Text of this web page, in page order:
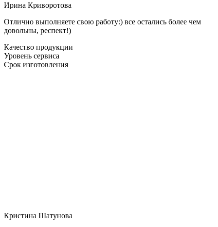
Ирина Криворотова
Отлично выполняете свою работу:) все остались более чем
довольны, респект!)
Качество продукции
Уровень сервиса
Срок изготовления
Кристина Шатунова